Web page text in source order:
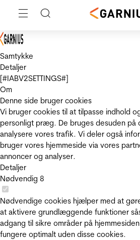
Samtykke
Detaljer
[#IABV2SETTINGS#]
Om
Denne side bruger cookies
Vi bruger cookies til at tilpasse indhold
personligt præg. De bruges desuden på
analysere vores trafik. Vi deler også
bruger vores hjemmeside via vores
annoncer og analyser.
Detaljer
Nødvendig 8
Nødvendige cookies hjælper med at
at aktivere grundlæggende funktioner
adgang til sikre områder på
fungere optimalt uden disse cookies.